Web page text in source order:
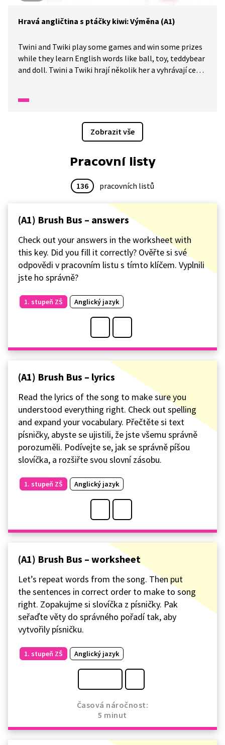
Hravá angličtina s ptáčky kiwi: Výměna (A1)
Twini and Twiki play some games and win some prizes
while they learn English words like ball, toy, teddybear
and doll. Twini a Twiki hrají několik her a vyhrávají ceny,
Zobrazit vše
Pracovní listy
136 pracovních listů
(A1) Brush Bus – answers
Check out your answers in the worksheet with
this key. Did you fill it correctly? Ověřte si své
odpovědi v pracovním listu s tímto klíčem. Vyplnili
jste ho správně?
1. stupeň ZŠ Anglický jazyk
(A1) Brush Bus – lyrics
Read the lyrics of the song to make sure you
understood everything right. Check out spelling
and expand your vocabulary. Přečtěte si text
písničky, abyste se ujistili, že jste všemu správně
porozuměli. Podívejte se, jak se správně píšou
slovíčka, a rozšiřte svou slovní zásobu.
1. stupeň ZŠ Anglický jazyk
(A1) Brush Bus – worksheet
Let’s repeat words from the song. Then put
the sentences in correct order to make to song
right. Zopakujme si slovíčka z písničky. Pak
seřaďte věty do správného pořadí tak, aby
vytvořily písničku.
1. stupeň ZŠ Anglický jazyk
Časová náročnost:
5 minut